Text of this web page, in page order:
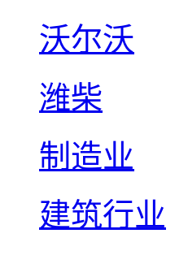
沃尔沃
潍柴
制造业
建筑行业